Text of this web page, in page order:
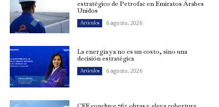
estratégico de Petrofac en Emiratos Árabes
Unidos
Artículos 6 agosto, 2026
La energía ya no es un costo, sino una
decisión estratégica
Artículos 6 agosto, 2026